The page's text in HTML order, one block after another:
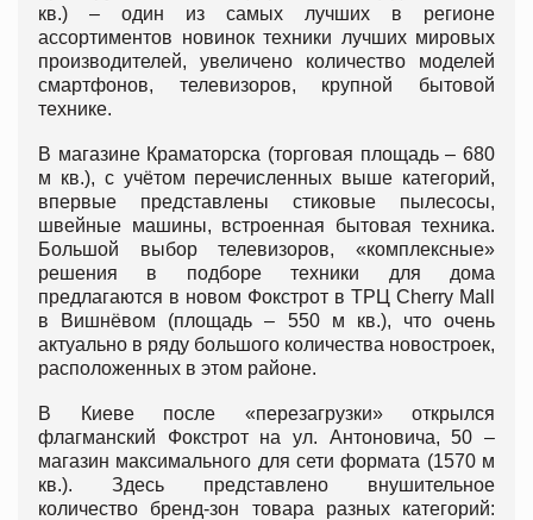
кв.) – один из самых лучших в регионе
ассортиментов новинок техники лучших мировых
производителей, увеличено количество моделей
смартфонов, телевизоров, крупной бытовой
технике.
В магазине Краматорска (торговая площадь – 680
м кв.), с учётом перечисленных выше категорий,
впервые представлены стиковые пылесосы,
швейные машины, встроенная бытовая техника.
Большой выбор телевизоров, «комплексные»
решения в подборе техники для дома
предлагаются в новом Фокстрот в ТРЦ Cherry Mall
в Вишнёвом (площадь – 550 м кв.), что очень
актуально в ряду большого количества новостроек,
расположенных в этом районе.
В Киеве после «перезагрузки» открылся
флагманский Фокстрот на ул. Антоновича, 50 –
магазин максимального для сети формата (1570 м
кв.). Здесь представлено внушительное
количество бренд-зон товара разных категорий: